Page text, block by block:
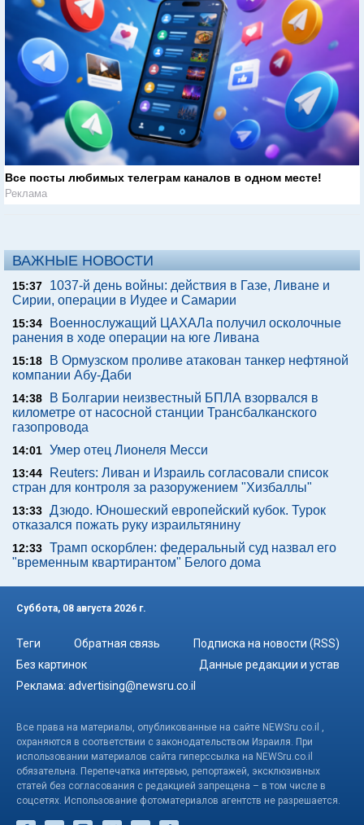
Все посты любимых телеграм каналов в одном месте!
Реклама
ВАЖНЫЕ НОВОСТИ
15:37
1037-й день войны: действия в Газе, Ливане и
Сирии, операции в Иудее и Самарии
15:34
Военнослужащий ЦАХАЛа получил осколочные
ранения в ходе операции на юге Ливана
15:18
В Ормузском проливе атакован танкер нефтяной
компании Абу-Даби
14:38
В Болгарии неизвестный БПЛА взорвался в
километре от насосной станции Трансбалканского
газопровода
14:01 Умер отец Лионеля Месси
13:44
Reuters: Ливан и Израиль согласовали список
стран для контроля за разоружением "Хизбаллы"
13:33 Дзюдо. Юношеский европейский кубок. Турок
отказался пожать руку израильтянину
12:33 Трамп оскорблен: федеральный суд назвал его
"временным квартирантом" Белого дома
Суббота, 08 августа 2026 г.
Теги Обратная связь
Подписка на новости (RSS)
Без картинок
Данные редакции и устав
Реклама: advertising@newsru.co.il
Все права на материалы, опубликованные на сайте NEWSru.co.il ,
охраняются в соответствии с законодательством Израиля. При
использовании материалов сайта гиперссылка на NEWSru.co.il
обязательна. Перепечатка интервью, репортажей, эксклюзивных
статей без согласования с редакцией запрещена – в том числе в
соцсетях. Использование фотоматериалов агентств не разрешается.